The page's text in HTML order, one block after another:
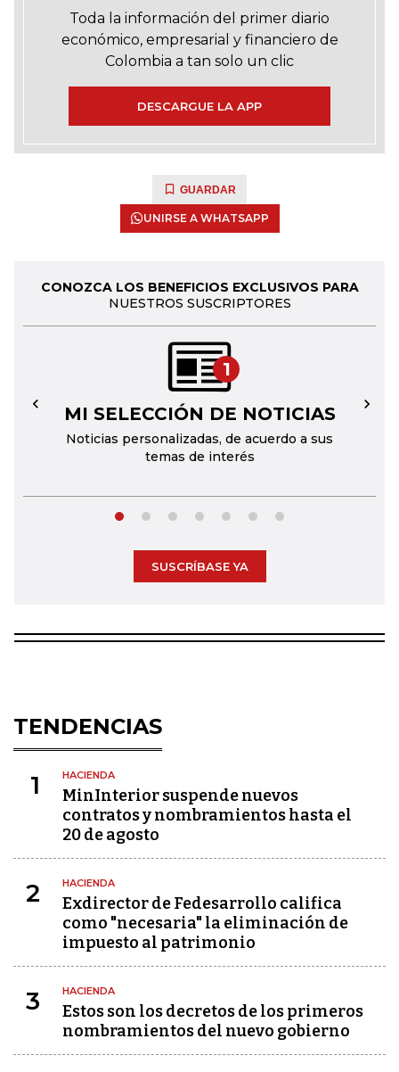
Toda la información del primer diario
económico, empresarial y financiero de
Colombia a tan solo un clic
DESCARGUE LA APP
GUARDAR
UNIRSE A WHATSAPP
CONOZCA LOS BENEFICIOS EXCLUSIVOS PARA
NUESTROS SUSCRIPTORES
1
MI SELECCIÓN DE NOTICIAS
Noticias personalizadas, de acuerdo a sus
temas de interés
← →
SUSCRÍBASE YA
TENDENCIAS
1 HACIENDA
MinInterior suspende nuevos
contratos y nombramientos hasta el
20 de agosto
2 HACIENDA
Exdirector de Fedesarrollo califica
como "necesaria" la eliminación de
impuesto al patrimonio
3 HACIENDA
Estos son los decretos de los primeros
nombramientos del nuevo gobierno